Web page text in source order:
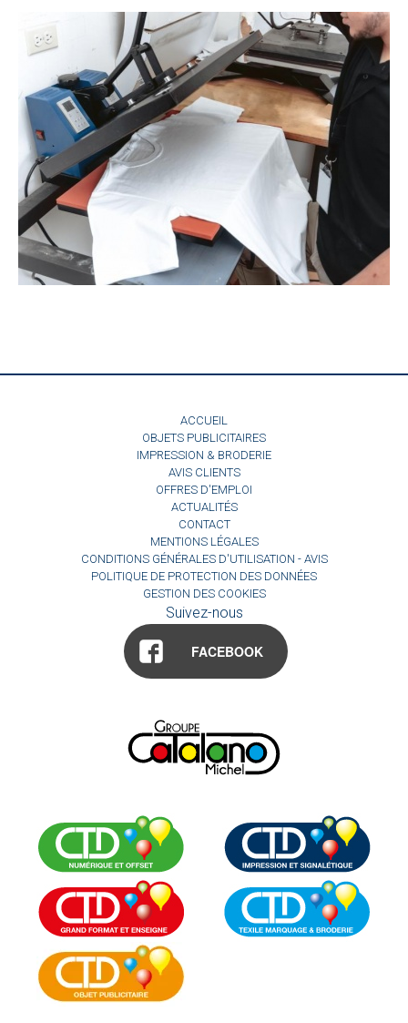
ACCUEIL
OBJETS PUBLICITAIRES
IMPRESSION & BRODERIE
AVIS CLIENTS
OFFRES D'EMPLOI
ACTUALITÉS
CONTACT
MENTIONS LÉGALES
CONDITIONS GÉNÉRALES D'UTILISATION - AVIS
POLITIQUE DE PROTECTION DES DONNÉES
GESTION DES COOKIES
Suivez-nous
FACEBOOK